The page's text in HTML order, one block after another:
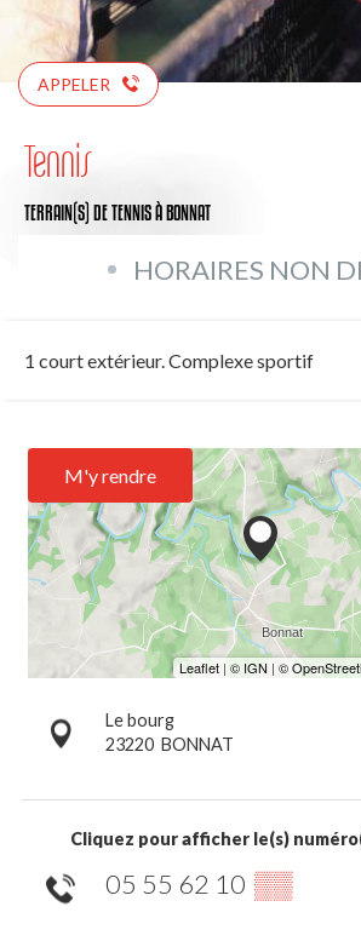
APPELER
Tennis
TERRAIN(S) DE TENNISÀ BONNAT
HORAIRES NON
1 court extérieur. Complexe sportif
M'y rendre
Le bourg
23220 BONNAT
Cliquez pour afficher le(s)
05 55 62 10 ▒▒